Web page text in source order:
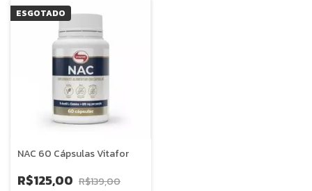
ESGOTADO
NAC 60 Cápsulas Vitafor
R$125,00 R$139,00